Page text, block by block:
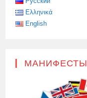
Ελληνικά
English
МАНИФЕСТЫ